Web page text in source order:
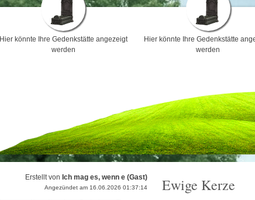
Hier könnte Ihre Gedenkstätte angezeigt
werden
Hier könnte Ihre Gedenkstätte
werden
Erstellt von Ich mag es, wenn e (Gast)
Angezündet am 16.06.2026 01:37:14 Ewige Kerze